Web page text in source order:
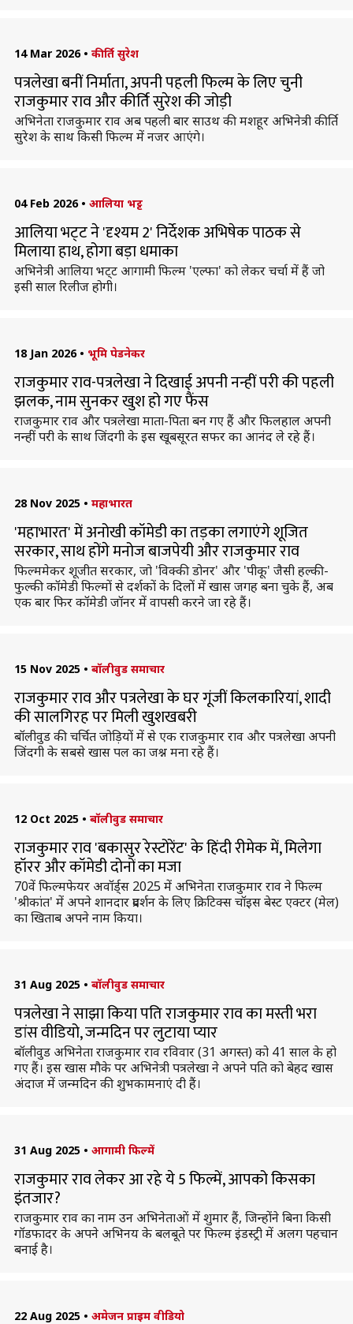
14 Mar 2026 • कीर्ति सुरेश
पत्रलेखा बनीं निर्माता, अपनी पहली फिल्म के लिए चुनी
राजकुमार राव और कीर्ति सुरेश की जोड़ी
अभिनेता राजकुमार राव अब पहली बार साउथ की मशहूर अभिनेत्री कीर्ति
सुरेश के साथ किसी फिल्म में नजर आएंगे।
04 Feb 2026 • आलिया भट्ट
आलिया भट्‌ट ने 'दृश्यम 2' निर्देशक अभिषेक पाठक से
मिलाया हाथ, होगा बड़ा धमाका
अभिनेत्री आलिया भट्‌ट आगामी फिल्म 'एल्फा' को लेकर चर्चा में हैं जो
इसी साल रिलीज होगी।
18 Jan 2026 • भूमि पेडनेकर
राजकुमार राव-पत्रलेखा ने दिखाई अपनी नन्हीं परी की पहली
झलक, नाम सुनकर खुश हो गए फैंस
राजकुमार राव और पत्रलेखा माता-पिता बन गए हैं और फिलहाल अपनी
नन्हीं परी के साथ जिंदगी के इस खूबसूरत सफर का आनंद ले रहे हैं।
28 Nov 2025 • महाभारत
'महाभारत' में अनोखी कॉमेडी का तड़का लगाएंगे शूजित
सरकार, साथ होंगे मनोज बाजपेयी और राजकुमार राव
फिल्ममेकर शूजीत सरकार, जो 'विक्की डोनर' और 'पीकू' जैसी हल्की-
फुल्की कॉमेडी फिल्मों से दर्शकों के दिलों में खास जगह बना चुके हैं, अब
एक बार फिर कॉमेडी जॉनर में वापसी करने जा रहे हैं।
15 Nov 2025 • बॉलीवुड समाचार
राजकुमार राव और पत्रलेखा के घर गूंजीं किलकारियां, शादी
की सालगिरह पर मिली खुशखबरी
बॉलीवुड की चर्चित जोड़ियों में से एक राजकुमार राव और पत्रलेखा अपनी
जिंदगी के सबसे खास पल का जश्न मना रहे हैं।
12 Oct 2025 • बॉलीवुड समाचार
राजकुमार राव 'बकासुर रेस्टोरेंट' के हिंदी रीमेक में, मिलेगा
हॉरर और कॉमेडी दोनों का मजा
70वें फिल्मफेयर अवॉर्ड्स 2025 में अभिनेता राजकुमार राव ने फिल्म
'श्रीकांत' में अपने शानदार प्रदर्शन के लिए क्रिटिक्स चॉइस बेस्ट एक्टर (मेल)
का खिताब अपने नाम किया।
31 Aug 2025 • बॉलीवुड समाचार
पत्रलेखा ने साझा किया पति राजकुमार राव का मस्ती भरा
डांस वीडियो, जन्मदिन पर लुटाया प्यार
बॉलीवुड अभिनेता राजकुमार राव रविवार (31 अगस्त) को 41 साल के हो
गए हैं। इस खास मौके पर अभिनेत्री पत्रलेखा ने अपने पति को बेहद खास
अंदाज में जन्मदिन की शुभकामनाएं दी हैं।
31 Aug 2025 • आगामी फिल्में
राजकुमार राव लेकर आ रहे ये 5 फिल्में, आपको किसका
इंतजार?
राजकुमार राव का नाम उन अभिनेताओं में शुमार हैं, जिन्होंने बिना किसी
गॉडफादर के अपने अभिनय के बलबूते पर फिल्म इंडस्ट्री में अलग पहचान
बनाई है।
22 Aug 2025 • अमेजन प्राइम वीडियो